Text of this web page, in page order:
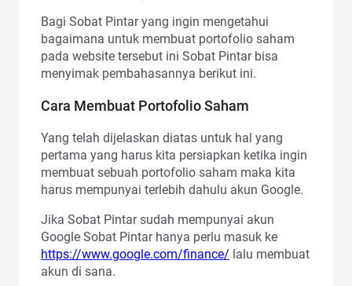
Bagi Sobat Pintar yang ingin mengetahui
bagaimana untuk membuat portofolio saham
pada website tersebut ini Sobat Pintar bisa
menyimak pembahasannya berikut ini.
Cara Membuat Portofolio Saham
Yang telah dijelaskan diatas untuk hal yang
pertama yang harus kita persiapkan ketika ingin
membuat sebuah portofolio saham maka kita
harus mempunyai terlebih dahulu akun Google.
Jika Sobat Pintar sudah mempunyai akun
Google Sobat Pintar hanya perlu masuk ke
https://www.google.com/finance/ lalu membuat
akun di sana.